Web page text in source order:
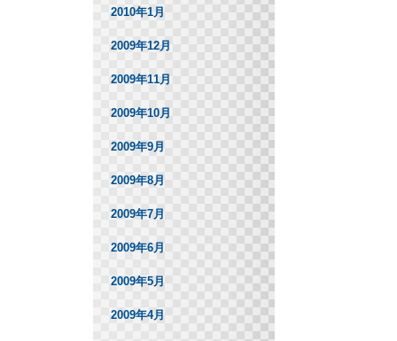
2010年1月
2009年12月
2009年11月
2009年10月
2009年9月
2009年8月
2009年7月
2009年6月
2009年5月
2009年4月